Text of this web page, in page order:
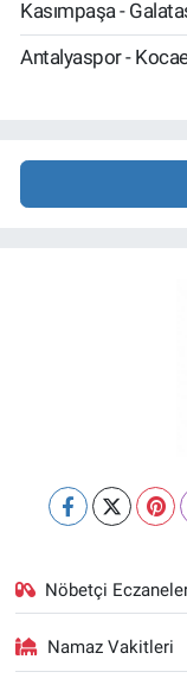
Kasımpaşa -
Antalyaspor -
Nöbetçi
Namaz Vakitleri